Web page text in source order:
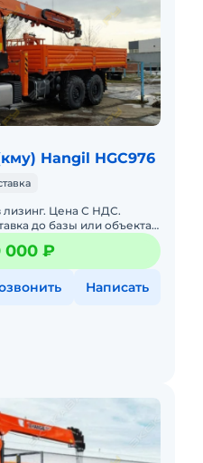
Hangil HGC976
Цена С НДС.
до базы или объекта.
мультибрендовым
000 ₽
Написать